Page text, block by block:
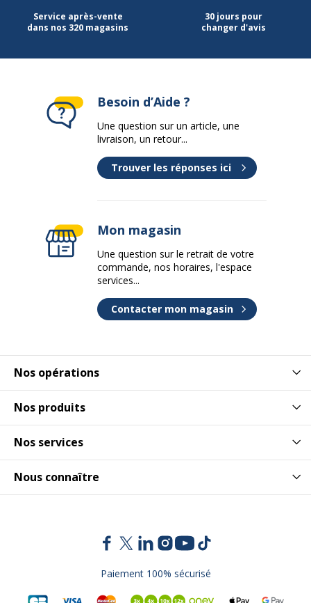
Service après-vente
dans nos 320 magasins
30 jours pour
changer d'avis
Nos opérations
Nos produits
Nos services
Nous connaître
Besoin d’Aide ?
Une question sur un article, une
livraison, un retour...
Trouver les réponses ici
Mon magasin
Une question sur le retrait de votre
commande, nos horaires, l'espace
services...
Contacter mon magasin
Paiement 100% sécurisé